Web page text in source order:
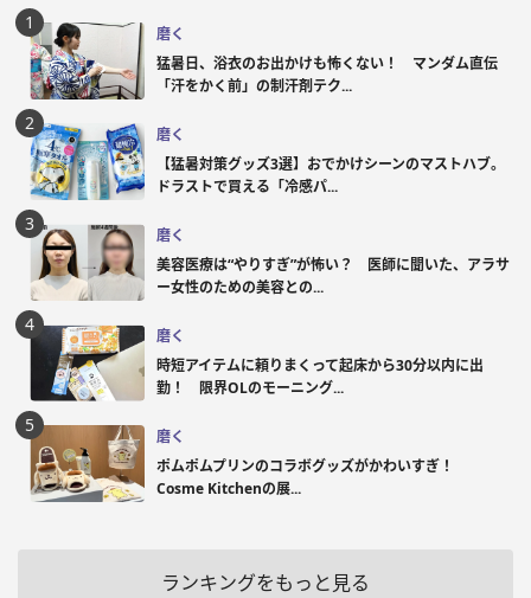
磨く
猛暑日、浴衣のお出かけも怖くない！ マンダム直伝
「汗をかく前」の制汗剤テク...
磨く
【猛暑対策グッズ3選】おでかけシーンのマストハブ。
ドラストで買える「冷感パ...
磨く
美容医療は“やりすぎ”が怖い？ 医師に聞いた、アラサ
ー女性のための美容との...
磨く
時短アイテムに頼りまくって起床から30分以内に出
勤！ 限界OLのモーニング...
磨く
ポムポムプリンのコラボグッズがかわいすぎ！
Cosme Kitchenの展...
ランキングをもっと見る